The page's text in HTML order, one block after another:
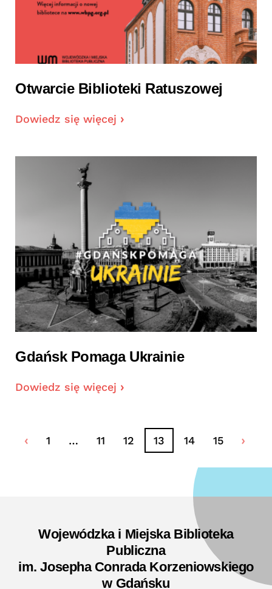
Otwarcie Biblioteki Ratuszowej
Dowiedz się więcej
Gdańsk Pomaga Ukrainie
Dowiedz się więcej
1 … 11 12 13 14 15
Wojewódzka i Miejska Biblioteka
Publiczna
im. Josepha Conrada Korzeniowskiego
w Gdańsku